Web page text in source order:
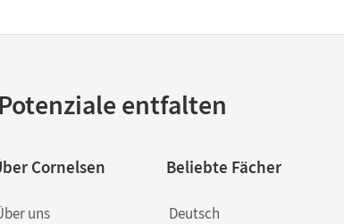
Potenziale entfalten
Cornelsen
uns
Beliebte Fächer
Deutsch